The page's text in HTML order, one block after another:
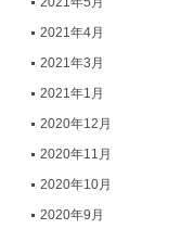
2021年4月
2021年3月
2021年1月
2020年12月
2020年11月
2020年10月
2020年9月